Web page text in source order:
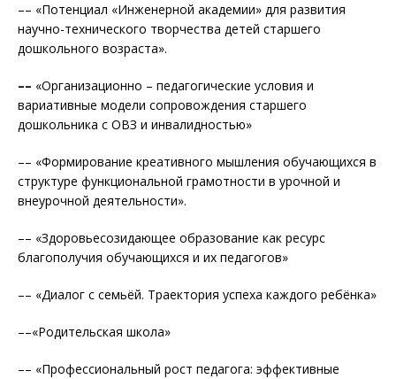
–– «Потенциал «Инженерной академии» для развития
научно-технического творчества детей старшего
дошкольного возраста».
–– «Организационно – педагогические условия и
вариативные модели сопровождения старшего
дошкольника с ОВЗ и инвалидностью»
–– «Формирование креативного мышления обучающихся в
структуре функциональной грамотности в урочной и
внеурочной деятельности».
–– «Здоровьесозидающее образование как ресурс
благополучия обучающихся и их педагогов»
–– «Диалог с семьёй. Траектория успеха каждого ребёнка»
––«Родительская школа»
–– «Профессиональный рост педагога: эффективные